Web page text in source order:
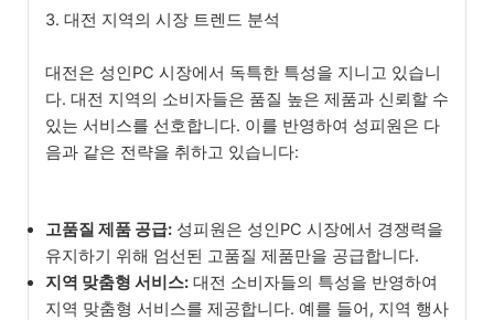
3. 대전 지역의 시장 트렌드 분석
대전은 성인PC 시장에서 독특한 특성을 지니고 있습니
다. 대전 지역의 소비자들은 품질 높은 제품과 신뢰할 수
있는 서비스를 선호합니다. 이를 반영하여 성피원은 다
음과 같은 전략을 취하고 있습니다:
고품질 제품 공급: 성피원은 성인PC 시장에서 경쟁력을
유지하기 위해 엄선된 고품질 제품만을 공급합니다.
지역 맞춤형 서비스: 대전 소비자들의 특성을 반영하여
지역 맞춤형 서비스를 제공합니다. 예를 들어, 지역 행사